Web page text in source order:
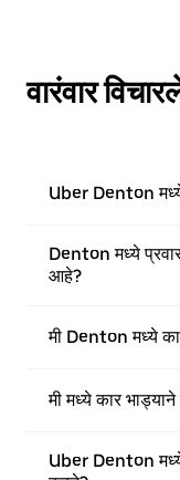
वारंवार
Uber Denton
Denton मध्ये प्रवास
आहे?
मी Denton मध्ये
मी मध्ये कार
Uber Denton मध्ये